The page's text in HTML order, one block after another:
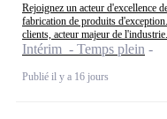
Rejoignez un acteur d'excellence
fabrication de produits
clients, acteur majeur de
Intérim - Temps plein
Publié il y a 16 jours